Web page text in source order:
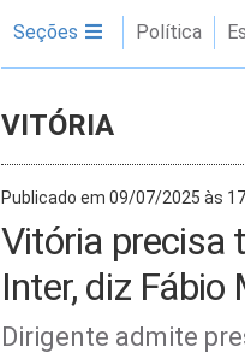
Seções Política
VITÓRIA
Publicado em 09/07/2025 às
Vitória precisa
Inter, diz Fábio
Dirigente admite